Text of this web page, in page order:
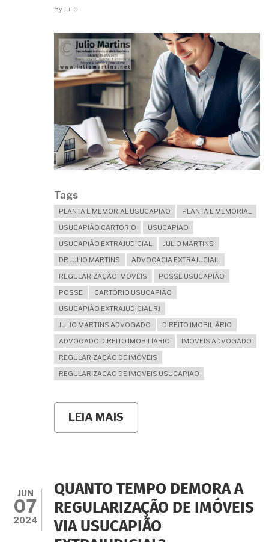
By Julio
Tags
PLANTA E MEMORIAL USUCAPIAO
PLANTA E MEMORIAL
USUCAPIÃO CARTÓRIO
USUCAPIAO
USUCAPIÃO EXTRAJUDICIAL
JULIO MARTINS
DR JULIO MARTINS
ADVOCACIA EXTRAJUCIAIL
REGULARIZAÇÃO IMOVEIS
POSSE USUCAPIÃO
POSSE
CARTÓRIO USUCAPIÃO
USUCAPIÃO EXTRAJUDICIAL RJ
JULIO MARTINS ADVOGADO
DIREITO IMOBILIÁRIO
ADVOGADO DIREITO IMOBILIARIO
IMOVEIS ADVOGADO
REGULARIZAÇÃO DE IMÓVEIS
REGULARIZACAO DE IMOVEIS USUCAPIAO
LEIA MAIS
USUCAPIÃO
EXTRAJUDICIAL
SEM
A
APRESENTAÇÃO
DE
JUN
07
2024
QUANTO TEMPO DEMORA A
REGULARIZAÇÃO DE IMÓVEIS
VIA USUCAPIÃO